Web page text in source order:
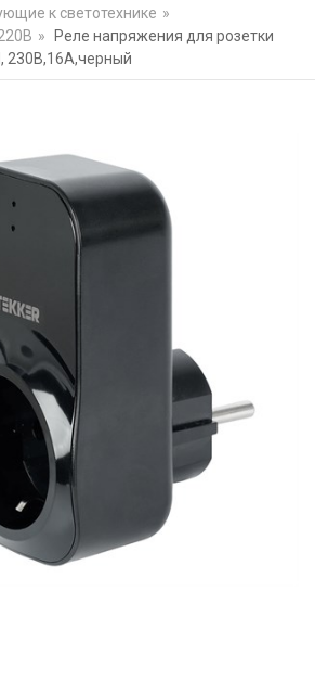
к светотехнике »
»
Реле напряжения для розетки
230В,16A,черный